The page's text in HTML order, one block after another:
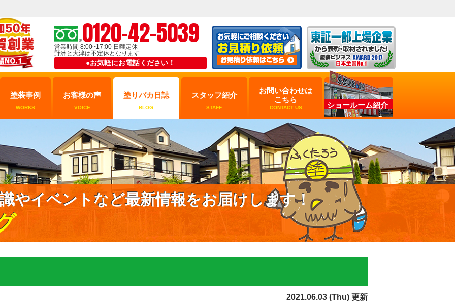
0120-42-5039
営業時間 8:00~17:00 日曜定休
野洲と大津は不定休となります
●お気軽にお電話ください！
塗装事例
WORKS
お客様の声
VOICE
塗りバカ日誌
BLOG
スタッフ紹介
STAFF
お問い合わせは
こちら
CONTACT US ショールーム紹介
やイベントなど最新情報をお届けします！
2021.06.03 (Thu) 更新